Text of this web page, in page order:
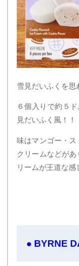
雪見だいふくを思
６個入りで約５
見だいふく風！！
味はマンゴー・
クリームなどが
リームが王道な
● BYRNE